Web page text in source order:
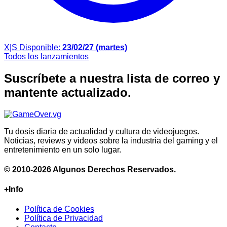
X|S Disponible: 23/02/27 (martes)
Todos los lanzamientos
Suscríbete a nuestra lista de correo y
mantente actualizado.
Tu dosis diaria de actualidad y cultura de videojuegos.
Noticias, reviews y videos sobre la industria del gaming y el
entretenimiento en un solo lugar.
© 2010-2026 Algunos Derechos Reservados.
+Info
Política de Cookies
Política de Privacidad